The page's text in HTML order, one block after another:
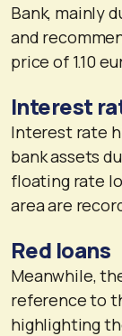
Bank, mainly
and
price of 1.10
Interest
Interest rate
bank assets
floating rate
area are
Red loans
Meanwhile,
reference to
highlighting